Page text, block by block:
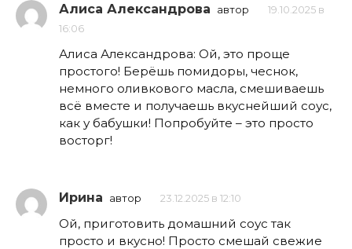
Алиса Александрова автор
19.10.2025 в
16:06
Алиса Александрова: Ой, это проще
простого! Берёшь помидоры, чеснок,
немного оливкового масла, смешиваешь
всё вместе и получаешь вкуснейший соус,
как у бабушки! Попробуйте – это просто
восторг!
Ирина автор 23.12.2025 в 12:10
Ой, приготовить домашний соус так
просто и вкусно! Просто смешай свежие